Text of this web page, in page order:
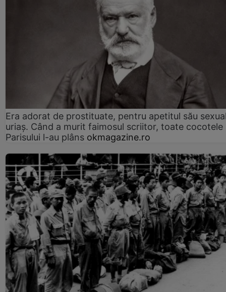
Era adorat de prostituate, pentru apetitul său
uriaș. Când a murit faimosul scriitor, toate cocotele
Parisului l-au plâns okmagazine.ro